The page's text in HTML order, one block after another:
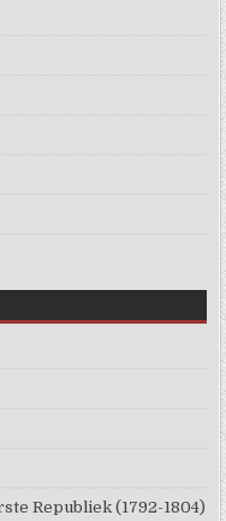
Republiek (1792-1804)